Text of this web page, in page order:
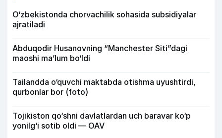
O‘zbekistonda chorvachilik sohasida subsidiyalar
ajratiladi
Abduqodir Husanovning “Manchester Siti”dagi
maoshi ma’lum bo‘ldi
Tailandda o‘quvchi maktabda otishma uyushtirdi,
qurbonlar bor (foto)
Tojikiston qo‘shni davlatlardan uch baravar ko‘p
yonilg‘i sotib oldi — OAV